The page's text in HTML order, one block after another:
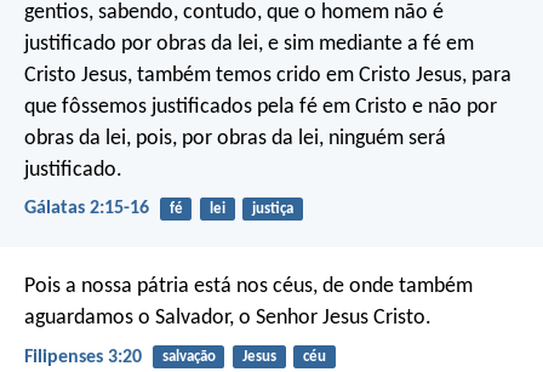
gentios, sabendo, contudo, que o homem não é
justificado por obras da lei, e sim mediante a fé em
Cristo Jesus, também temos crido em Cristo Jesus, para
que fôssemos justificados pela fé em Cristo e não por
obras da lei, pois, por obras da lei, ninguém será
justificado.
Gálatas 2:15-16 fé lei justiça
Pois a nossa pátria está nos céus, de onde também
aguardamos o Salvador, o Senhor Jesus Cristo.
Filipenses 3:20 salvação Jesus céu